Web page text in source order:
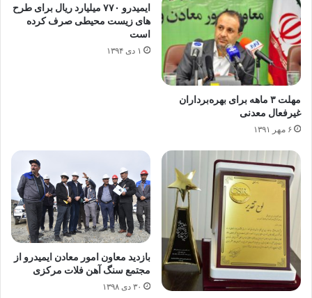
مهلت ۳ ماهه برای بهره‌برداران
غیرفعال معدنی
۶ مهر ۱۳۹۱
ایمیدرو ۷۷۰ میلیارد ریال برای طرح
های زیست محیطی صرف کرده
است
۱ دی ۱۳۹۴
بازدید معاون امور معادن ایمیدرو از
مجتمع سنگ آهن فلات مرکزی
۳۰ دی ۱۳۹۸